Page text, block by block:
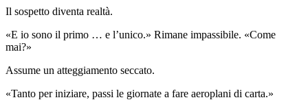
Il sospetto diventa realtà.
«E io sono il primo … e l’unico.» Rimane impassibile. «Come
mai?»
Assume un atteggiamento seccato.
«Tanto per iniziare, passi le giornate a fare aeroplani di carta.»